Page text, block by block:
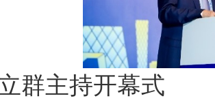
立群主